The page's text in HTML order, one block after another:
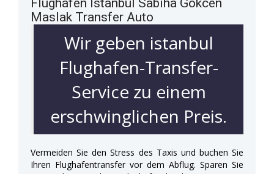
Maslak Transfer Auto
Wir geben istanbul
Flughafen-Transfer-
Service zu einem
erschwinglichen Preis.
Vermeiden Sie den Stress des Taxis und buchen Sie
Ihren Flughafentransfer vor dem Abflug. Sparen Sie